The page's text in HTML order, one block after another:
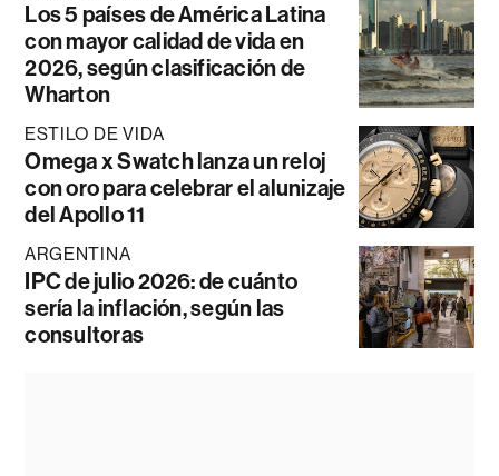
Los 5 países de América Latina
con mayor calidad de vida en
2026, según clasificación de
Wharton
ESTILO DE VIDA
Omega x Swatch lanza un reloj
con oro para celebrar el alunizaje
del Apollo 11
ARGENTINA
IPC de julio 2026: de cuánto
sería la inflación, según las
consultoras